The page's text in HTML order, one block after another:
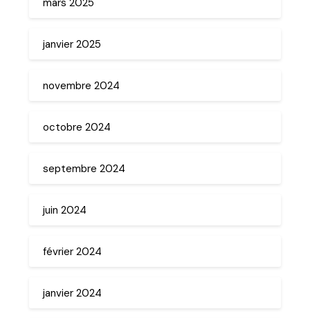
janvier 2025
novembre 2024
octobre 2024
septembre 2024
juin 2024
février 2024
janvier 2024